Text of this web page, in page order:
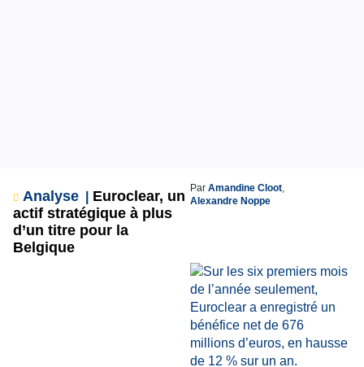
Analyse
Euroclear, un
actif stratégique à plus
d’un titre pour la
Belgique
Par Amandine Cloot,
Alexandre Noppe